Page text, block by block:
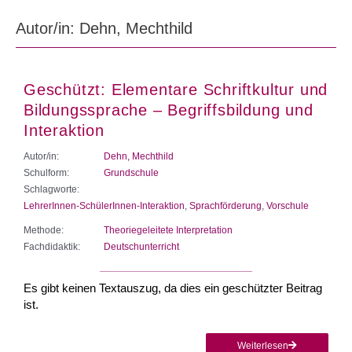
Autor/in: Dehn, Mechthild
Geschützt: Elementare Schriftkultur und
Bildungssprache – Begriffsbildung und
Interaktion
Autor/in:
Dehn, Mechthild
Schulform:
Grundschule
Schlagworte:
LehrerInnen-SchülerInnen-Interaktion Sprachförderung Vorschule
Methode:
Theoriegeleitete Interpretation
Fachdidaktik:
Deutschunterricht
Es gibt keinen Textauszug, da dies ein geschützter Beitrag
ist.
Weiterlesen